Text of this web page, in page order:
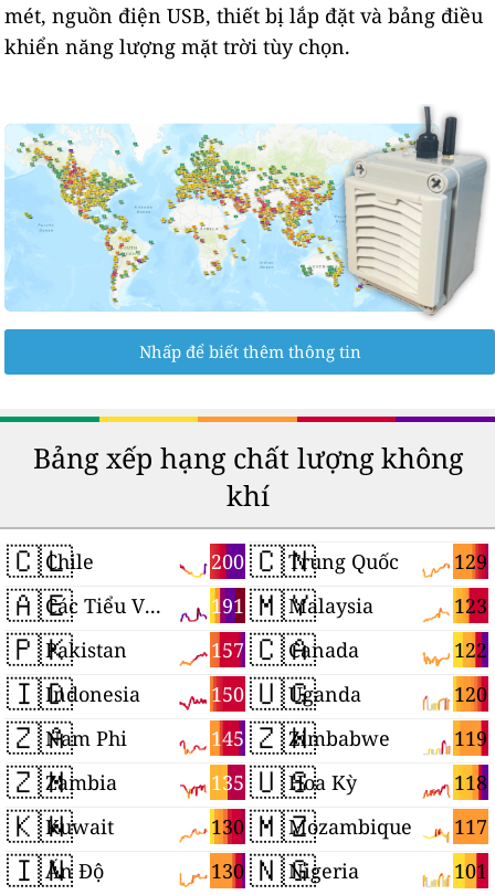
mét, nguồn điện USB, thiết bị lắp đặt và bảng điều
khiển năng lượng mặt trời tùy chọn.
Nhấp để biết thêm thông tin
Bảng xếp hạng chất lượng không
khí
🇨🇱 200
Chile
🇦🇪 191
Các Tiểu Vương quốc Ả Rập Thống nhất
🇵🇰 157
Pakistan
🇮🇩 150
Indonesia
🇿🇦 145
Nam Phi
🇿🇲 135
Zambia
🇰🇼 130
Kuwait
🇮🇳 130
Ấn Độ
🇨🇳 129
Trung Quốc
🇲🇾 123
Malaysia
🇨🇦 122
Canada
🇺🇬 120
Uganda
🇿🇼 119
Zimbabwe
🇺🇸 118
Hoa Kỳ
🇲🇿 117
Mozambique
🇳🇬 101
Nigeria